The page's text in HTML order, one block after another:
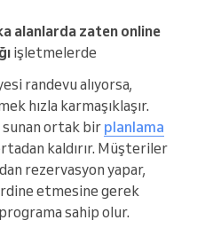
alanlarda zaten online
işletmelerde
randevu alıyorsa,
hızla karmaşıklaşır.
sunan ortak bir planlama
kaldırır. Müşteriler
rezervasyon yapar,
etmesine gerek
sahip olur.